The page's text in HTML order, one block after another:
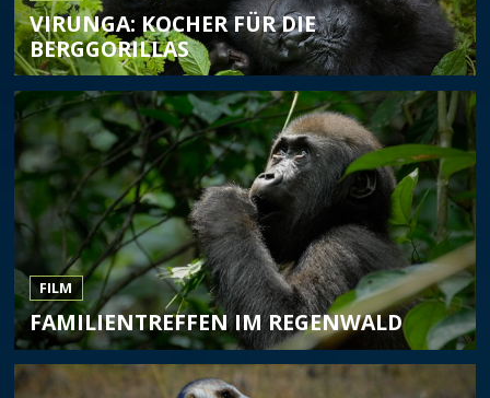
VIRUNGA: KOCHER FÜR DIE
BERGGORILLAS
FILM
FAMILIENTREFFEN IM REGENWALD